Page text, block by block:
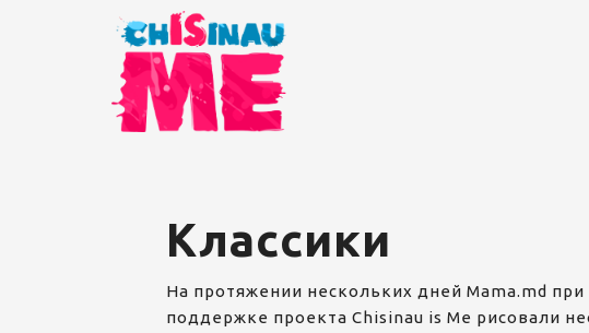
Классики
На протяжении нескольких дней Mama.md при
поддержке проекта Chisinau is Me рисовали